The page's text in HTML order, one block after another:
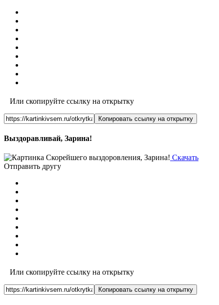
Или скопируйте ссылку на открытку
Копировать ссылку на открытку
Выздоравливай, Зарина!
Скачать
Отправить другу
Или скопируйте ссылку на открытку
Копировать ссылку на открытку